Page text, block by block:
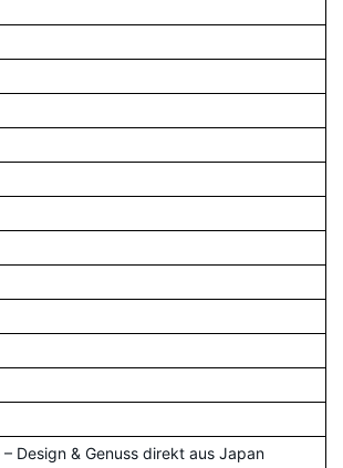
Design & Genuss direkt aus Japan